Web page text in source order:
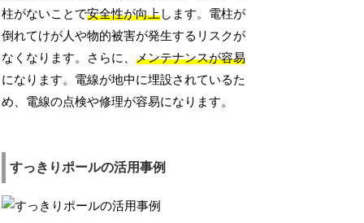
柱がないことで安全性が向上します。電柱が
倒れてけが人や物的被害が発生するリスクが
なくなります。さらに、メンテナンスが容易
になります。電線が地中に埋設されているた
め、電線の点検や修理が容易になります。
すっきりポールの活用事例